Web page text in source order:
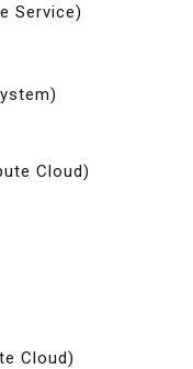
Service)
Cloud)
Cloud)